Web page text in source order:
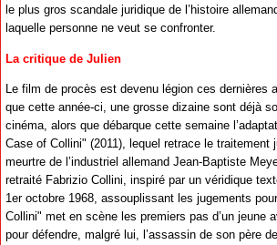
le plus gros scandale juridique de l’histoire
laquelle personne ne veut se confronter.
La critique de Julien
Le film de procès est devenu légion ces dernières
que cette année-ci, une grosse dizaine sont déjà
cinéma, alors que débarque cette semaine
Case of Collini" (2011), lequel retrace le traitement
meurtre de l’industriel allemand Jean-Baptiste
retraité Fabrizio Collini, inspiré par un véridique
1er octobre 1968, assouplissant les jugements
Collini" met en scène les premiers pas d’un jeune
pour défendre, malgré lui, l’assassin de son père